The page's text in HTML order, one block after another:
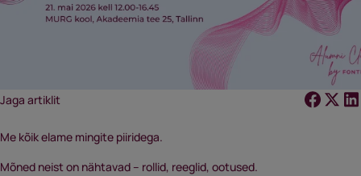
Jaga artiklit
Me kõik elame mingite piiridega.
Mõned neist on nähtavad – rollid, reeglid, ootused.